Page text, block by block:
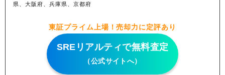
県、大阪府、兵庫県、京都府
東証プライム上場！売却力に定評あり
SREリアルティで無料査定
（公式サイトへ）